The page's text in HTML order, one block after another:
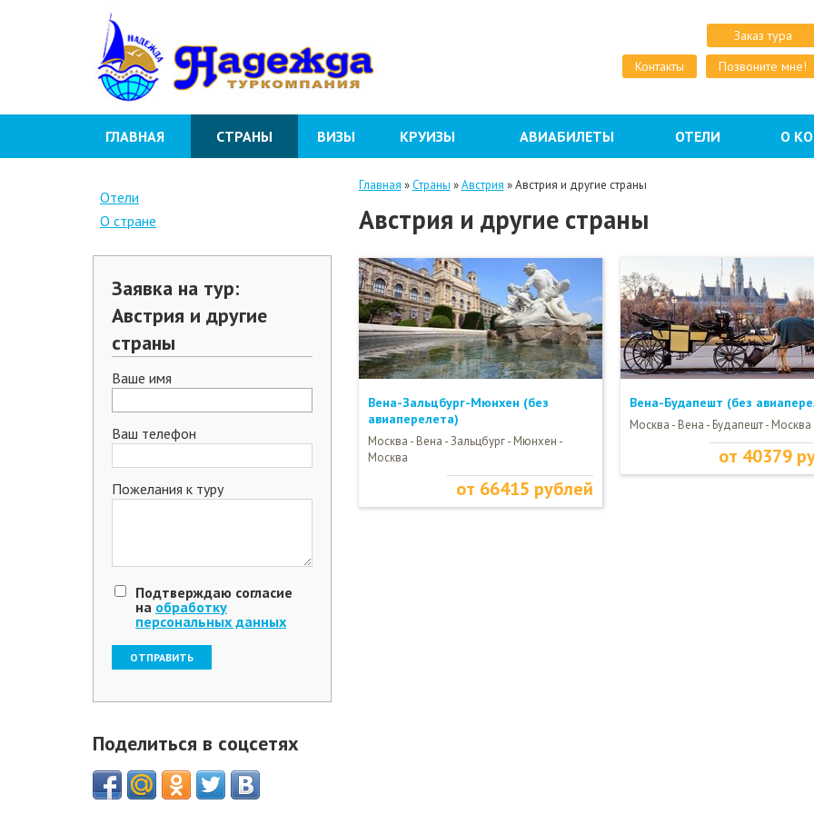
Контакты
Заказ тура
Позвоните мне!
ГЛАВНАЯ СТРАНЫ ВИЗЫ КРУИЗЫ АВИАБИЛЕТЫ ОТЕЛИ О
Отели
О стране
Заявка на тур:
Австрия и другие
страны
Ваше имя
Ваш телефон
Пожелания к туру
Подтверждаю согласие
наобработку
персональных данных
Поделиться в соцсетях
Главная »Страны »Австрия »Австрия и другие страны
Австрия и другие страны
Вена-Зальцбург-Мюнхен (без
авиаперелета)
Москва - Вена - Зальцбург - Мюнхен -
Москва
от 66415 рублей
Вена-Будапешт (без
Москва - Вена - Будапешт - Москва
от 40379